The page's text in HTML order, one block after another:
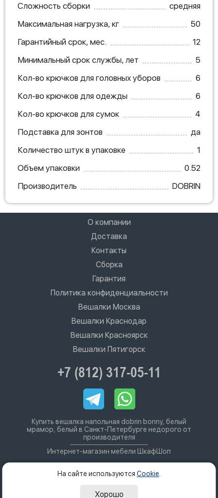
Сложность сборки
средняя
Максимальная нагрузка, кг
50
Гарантийный срок, мес.
12
Минимальный срок службы, лет
5
Кол-во крючков для головных уборов
6
Кол-во крючков для одежды
6
Кол-во крючков для сумок
4
Подставка для зонтов
да
Количество штук в упаковке
1
Объем упаковки
0.52
Производитель
DOBRIN
О компании
Доставка
Контакты
Сборка
Гарантия
Политика конфиденциальности
Вешалки Москва
Вешалки Краснодар
Вешалки Красноярск
Вешалки Пятигорск
+7 (812) 317-05-11
Купить вешалка напольная dobrin bonny, белый
мрамор, белый в Санкт-Петербурге недорого от
производителя
Интернет-магазин мебели ШкафШоп
На сайте используются Cookie
Хорошо